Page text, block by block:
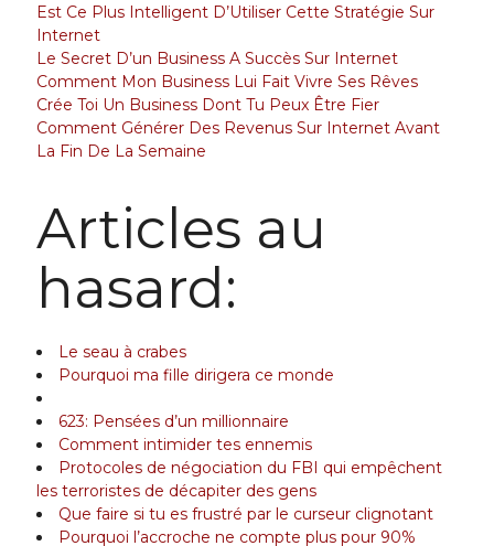
Est Ce Plus Intelligent D’Utiliser Cette Stratégie Sur
Internet
Le Secret D’un Business A Succès Sur Internet
Comment Mon Business Lui Fait Vivre Ses Rêves
Crée Toi Un Business Dont Tu Peux Être Fier
Comment Générer Des Revenus Sur Internet Avant
La Fin De La Semaine
Articles au
hasard:
Le seau à crabes
Pourquoi ma fille dirigera ce monde
623: Pensées d’un millionnaire
Comment intimider tes ennemis
Protocoles de négociation du FBI qui empêchent
les terroristes de décapiter des gens
Que faire si tu es frustré par le curseur clignotant
Pourquoi l’accroche ne compte plus pour 90%